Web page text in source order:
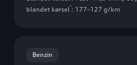
blandet kørsel*: 177–127 g/km
Benzin